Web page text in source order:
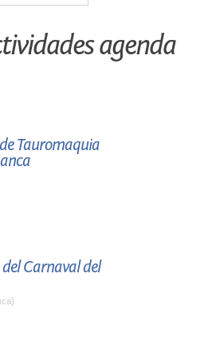
agenda
Tauromaquia
Carnaval del